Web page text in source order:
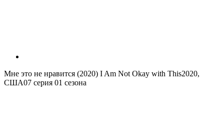
Мне это не нравится (2020) I Am Not Okay with This2020,
США07 серия 01 сезона